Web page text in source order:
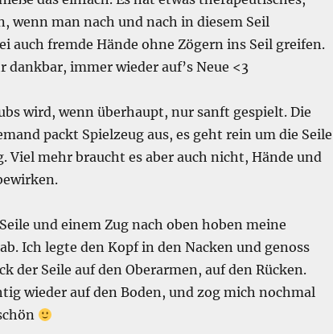
wenn man nach und nach in diesem Seil
auch fremde Hände ohne Zögern ins Seil greifen.
dankbar, immer wieder auf’s Neue <3
wird, wenn überhaupt, nur sanft gespielt. Die
packt Spielzeug aus, es geht rein um die Seile
Viel mehr braucht es aber auch nicht, Hände und
und einem Zug nach oben hoben meine
Ich legte den Kopf in den Nacken und genoss
der Seile auf den Oberarmen, auf den Rücken.
wieder auf den Boden, und zog mich nochmal